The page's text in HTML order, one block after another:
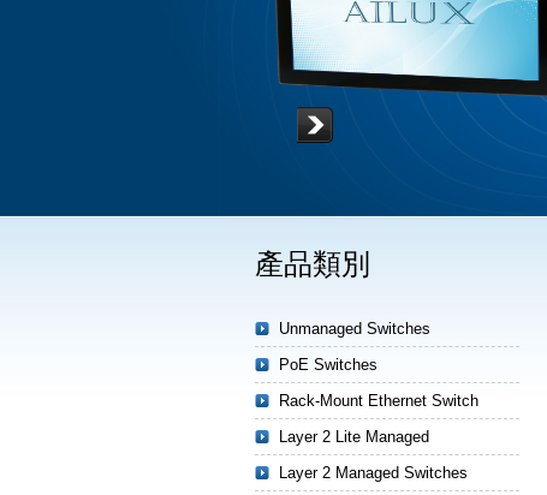
產品類別
Unmanaged Switches
PoE Switches
Rack-Mount Ethernet Switch
Layer 2 Lite Managed
Layer 2 Managed Switches